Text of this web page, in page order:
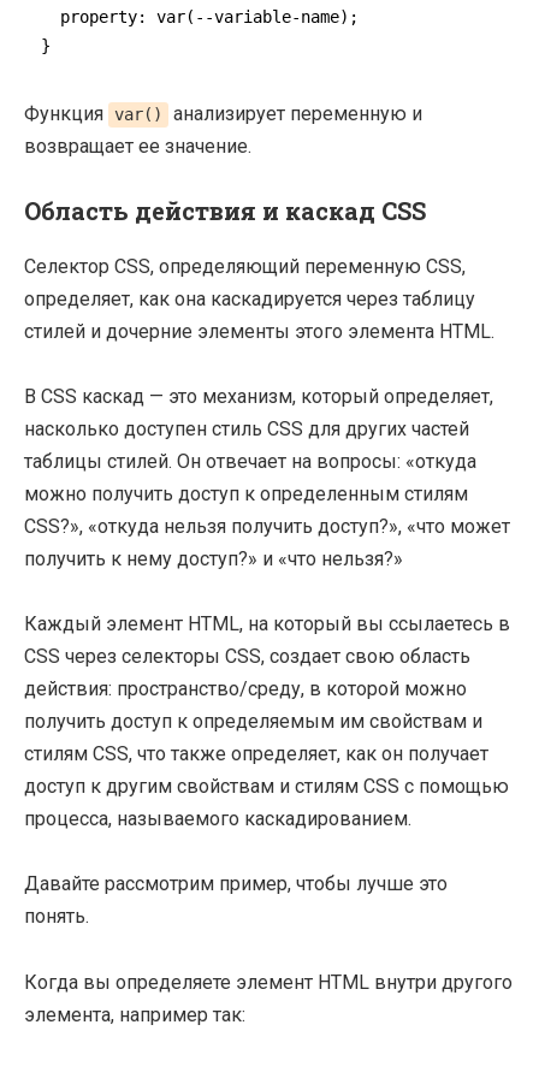
  property:
var(--variable-name);
}
Функция var()
анализирует переменную и
возвращает ее значение.
Область действия и каскад CSS
Селектор CSS, определяющий переменную CSS,
определяет, как она каскадируется через таблицу
стилей и дочерние элементы этого элемента HTML.
В CSS каскад — это механизм, который определяет,
насколько доступен стиль CSS для других частей
таблицы стилей. Он отвечает на вопросы: «откуда
можно получить доступ к определенным стилям
CSS?», «откуда нельзя получить доступ?», «что может
получить к нему доступ?» и «что нельзя?»
Каждый элемент HTML, на который вы ссылаетесь в
CSS через селекторы CSS, создает свою область
действия: пространство/среду, в которой можно
получить доступ к определяемым им свойствам и
стилям CSS, что также определяет, как он получает
доступ к другим свойствам и стилям CSS с помощью
процесса, называемого каскадированием.
Давайте рассмотрим пример, чтобы лучше это
понять.
Когда вы определяете элемент HTML внутри другого
элемента, например так: